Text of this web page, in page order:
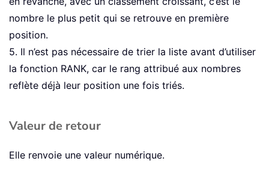
nombre le plus petit qui se retrouve en première
position.
5. Il n’est pas nécessaire de trier la liste avant d’utiliser
la fonction RANK, car le rang attribué aux nombres
reflète déjà leur position une fois triés.
Valeur de retour
Elle renvoie une valeur numérique.